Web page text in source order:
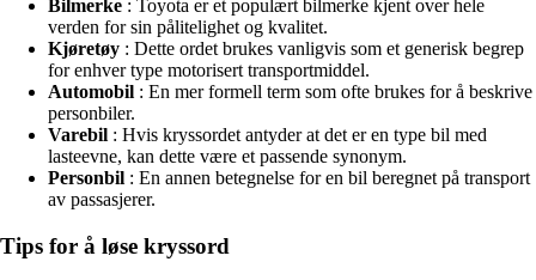
Bilmerke : Toyota er et populært bilmerke kjent over hele
verden for sin pålitelighet og kvalitet.
Kjøretøy : Dette ordet brukes vanligvis som et generisk begrep
for enhver type motorisert transportmiddel.
Automobil : En mer formell term som ofte brukes for å beskrive
personbiler.
Varebil : Hvis kryssordet antyder at det er en type bil med
lasteevne, kan dette være et passende synonym.
Personbil : En annen betegnelse for en bil beregnet på transport
av passasjerer.
Tips for å løse kryssord